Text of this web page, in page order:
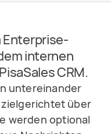
Enterprise-
internen
CRM.
untereinander
zielgerichtet über
werden optional